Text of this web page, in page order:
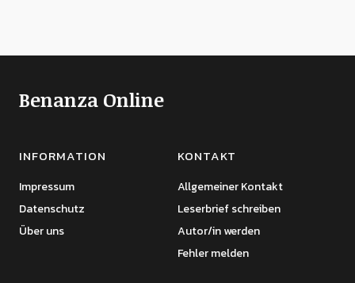
Benanza Online
INFORMATION
Impressum
Datenschutz
Über uns
KONTAKT
Allgemeiner Kontakt
Leserbrief schreiben
Autor/in werden
Fehler melden